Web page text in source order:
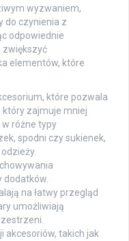
wyzwaniem,
do czynienia z
odpowiednie
zwiększyć
elementów, które
które pozwala
który zajmuje mniej
różne typy
spodni czy sukienek,
dodatków.
na łatwy przegląd
umożliwiają
akcesoriów, takich jak